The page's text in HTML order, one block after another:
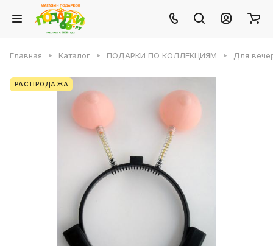
Главная Каталог ПОДАРКИ ПО КОЛЛЕКЦИЯМ Для
РАСПРОДАЖА